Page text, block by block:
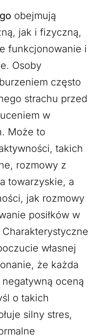
obejmują
jak i fizyczną,
funkcjonowanie i
Osoby
często
strachu przed
w
Może to
takich
rozmowy z
towarzyskie, a
jak rozmowy
posiłków w
własnej
że każda
oceną
o takich
silny stres,